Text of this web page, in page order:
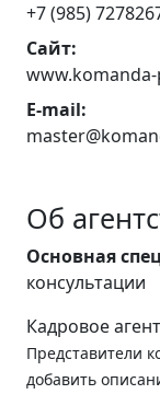
+7 (985)
Сайт:
E-mail:
Об
Основная
консультации
Кадровое
Представители
добавить